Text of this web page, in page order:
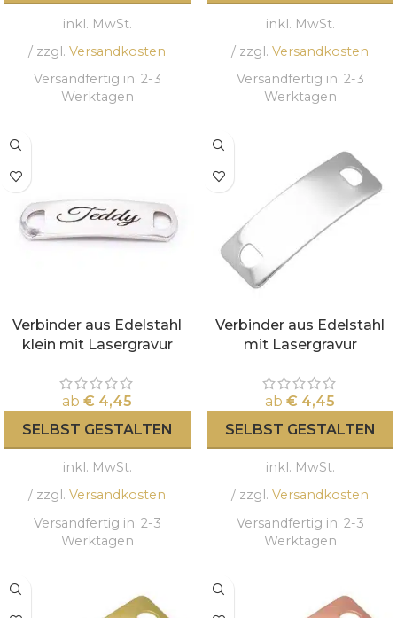
inkl. MwSt.
/ zzgl. Versandkosten
Versandfertig in: 2-3
Werktagen
inkl. MwSt.
/ zzgl. Versandkosten
Versandfertig in: 2-3
Werktagen
Verbinder aus Edelstahl
klein mit Lasergravur
ab € 4,45
SELBST GESTALTEN
inkl. MwSt.
/ zzgl. Versandkosten
Versandfertig in: 2-3
Werktagen
Verbinder aus Edelstahl
mit Lasergravur
ab € 4,45
SELBST GESTALTEN
inkl. MwSt.
/ zzgl. Versandkosten
Versandfertig in: 2-3
Werktagen